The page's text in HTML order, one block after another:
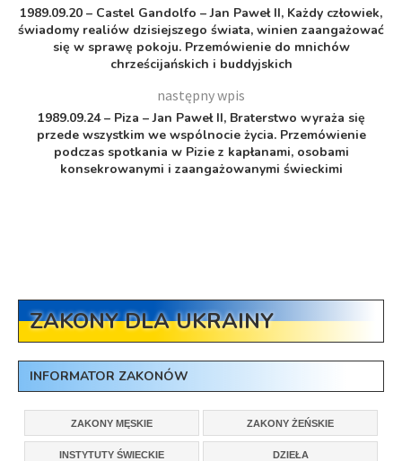
1989.09.20 – Castel Gandolfo – Jan Paweł II, Każdy człowiek,
świadomy realiów dzisiejszego świata, winien zaangażować
się w sprawę pokoju. Przemówienie do mnichów
chrześcijańskich i buddyjskich
następny wpis
1989.09.24 – Piza – Jan Paweł II, Braterstwo wyraża się
przede wszystkim we wspólnocie życia. Przemówienie
podczas spotkania w Pizie z kapłanami, osobami
konsekrowanymi i zaangażowanymi świeckimi
ZAKONY DLA UKRAINY
INFORMATOR ZAKONÓW
ZAKONY MĘSKIE ZAKONY ŻEŃSKIE
INSTYTUTY ŚWIECKIE DZIEŁA